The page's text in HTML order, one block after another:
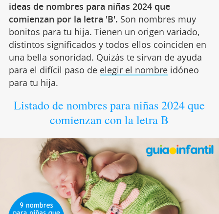
ideas de nombres para niñas 2024 que
comienzan por la letra 'B'. Son nombres muy
bonitos para tu hija. Tienen un origen variado,
distintos significados y todos ellos coinciden en
una bella sonoridad. Quizás te sirvan de ayuda
para el difícil paso de elegir el nombreidóneo
para tu hija.
Listado de nombres para niñas 2024 que
comienzan con la letra B